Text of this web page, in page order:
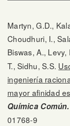
Martyn, G.D.,
Choudhuri, I.,
Biswas, A., Levy,
T., Sidhu, S.S.
ingeniería
mayor afinidad
Química Común.
01768-9